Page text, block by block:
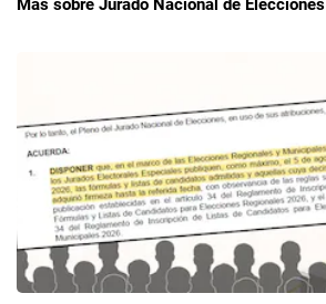
Más sobre Jurado Nacional de Elecciones